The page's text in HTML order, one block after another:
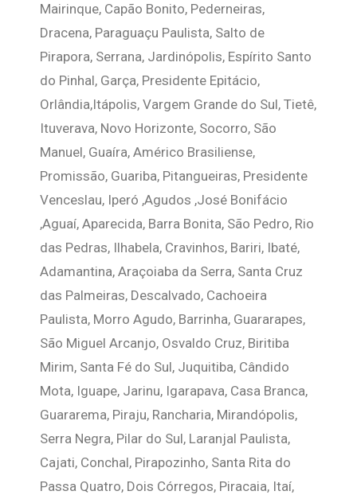
Mairinque, Capão Bonito, Pederneiras,
Dracena, Paraguaçu Paulista, Salto de
Pirapora, Serrana, Jardinópolis, Espírito Santo
do Pinhal, Garça, Presidente Epitácio,
Orlândia,Itápolis, Vargem Grande do Sul, Tietê,
Ituverava, Novo Horizonte, Socorro, São
Manuel, Guaíra, Américo Brasiliense,
Promissão, Guariba, Pitangueiras, Presidente
Venceslau, Iperó ,Agudos ,José Bonifácio
,Aguaí, Aparecida, Barra Bonita, São Pedro, Rio
das Pedras, Ilhabela, Cravinhos, Bariri, Ibaté,
Adamantina, Araçoiaba da Serra, Santa Cruz
das Palmeiras, Descalvado, Cachoeira
Paulista, Morro Agudo, Barrinha, Guararapes,
São Miguel Arcanjo, Osvaldo Cruz, Biritiba
Mirim, Santa Fé do Sul, Juquitiba, Cândido
Mota, Iguape, Jarinu, Igarapava, Casa Branca,
Guararema, Piraju, Rancharia, Mirandópolis,
Serra Negra, Pilar do Sul, Laranjal Paulista,
Cajati, Conchal, Pirapozinho, Santa Rita do
Passa Quatro, Dois Córregos, Piracaia, Itaí,